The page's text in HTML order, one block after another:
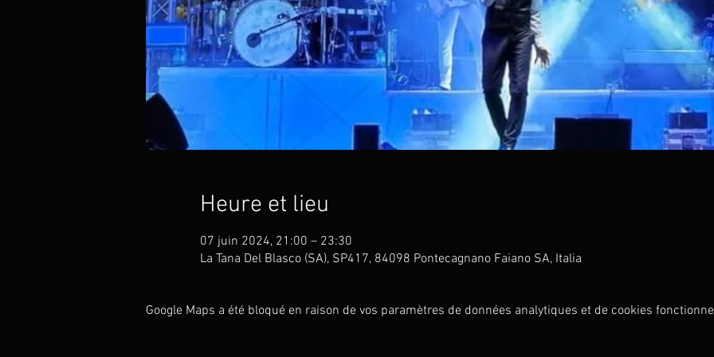
Heure et lieu
07 juin 2024, 21:00 – 23:30
La Tana Del Blasco (SA), SP417, 84098 Pontecagnano Faiano SA, Italia
Google Maps a été bloqué en raison de vos paramètres de données analytiques et de cookies